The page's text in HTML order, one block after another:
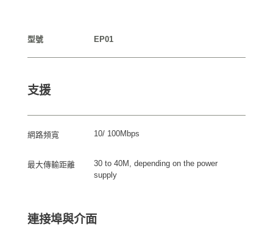
型號 EP01
支援
網路頻寬 10/ 100Mbps
最大傳輸距離
30 to 40M, depending on the power
supply
連接埠與介面